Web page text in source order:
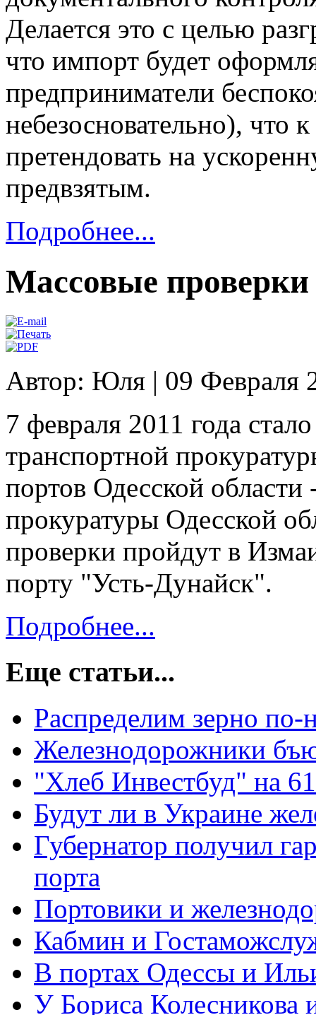
Делается это с целью
что импорт будет
предприниматели
небезосновательно), что
претендовать на
предвзятым.
Подробнее...
Массовые проверки
Автор: Юля | 09 Февраля
7 февраля 2011 года
транспортной
портов Одесской
прокуратуры Одесской
проверки пройдут в
порту "Усть-Дунайск".
Подробнее...
Еще статьи...
Распределим зерно
Железнодорожники
"Хлеб Инвестбуд" на
Будут ли в Украине
Губернатор получил
порта
Портовики и
Кабмин и
В портах Одессы и
У Бориса Колесникова